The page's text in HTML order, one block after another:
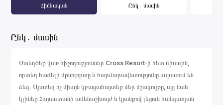
Հիմնական Ընկ․ մասին
Ընկ․ մասին
Ստեղծեք վառ հիշողություններ Cross Resort-ի հետ միասին,
որտեղ հաճելի մթնոլորտը և հարմարավետությունը սպասում են
ձեզ. Այստեղ ոչ միայն կբացահայտեք մեր մշակույթը, այլ նաև
կլինեք Հայաստանի ամենաշխույժ և կյանքով լեցուն հանգստյան